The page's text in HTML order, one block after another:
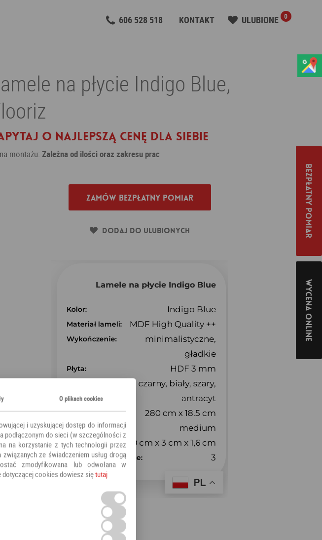
606 528 518 KONTAKT ULUBIONE 0
na płycie Indigo Blue,
o najlepszą cenę dla siebie
montażu: Zależna od ilości oraz zakresu prac
Zamów bezpłatny pomiar
Dodaj do ulubionych Bezpłatny pomiar
Wycena online
O plikach cookies
i uzyskującej dostęp do informacji
podłączonym do sieci (w szczególności z
na korzystanie z tych technologii przez
ze świadczeniem usług drogą
zmodyfikowana lub odwołana w
dotyczącej cookies dowiesz siętutaj